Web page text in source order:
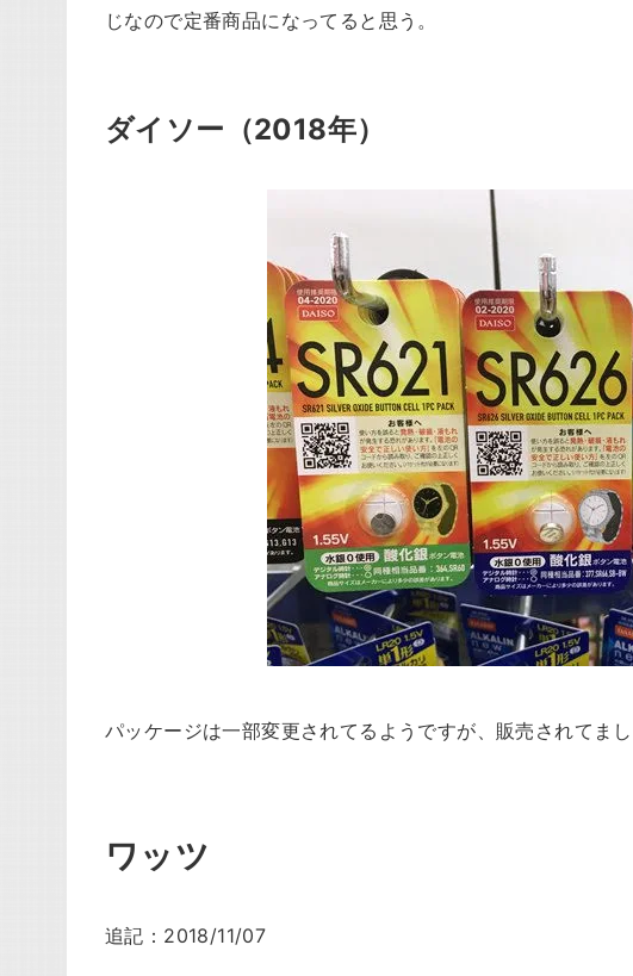
じなので定番商品になってると思う。
ダイソー（2018年）
パッケージは一部変更されてるようですが、販売されてま
ワッツ
追記：2018/11/07